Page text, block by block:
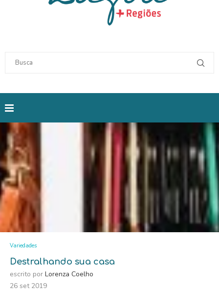
Variedades
Destralhando sua casa
escrito por Lorenza Coelho
26 set 2019